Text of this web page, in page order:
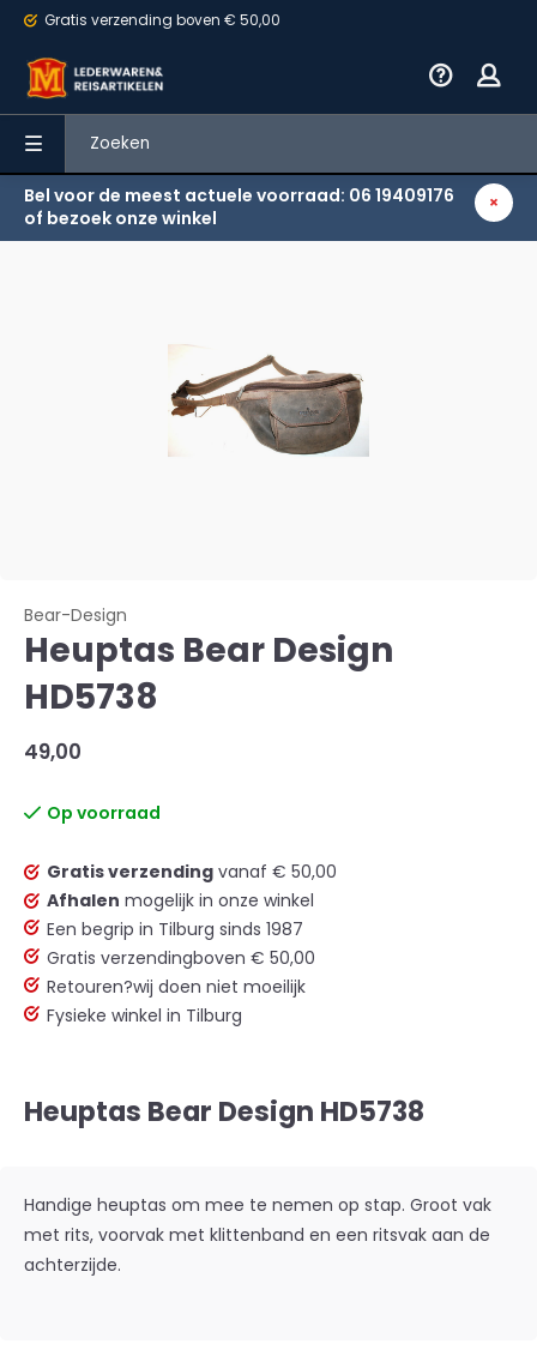
Gratis verzending boven € 50,00
Bel voor de meest actuele voorraad: 06 19409176
of bezoek onze winkel
Terug
Bear-Design
Heuptas Bear Design
HD5738
49,00
Op voorraad
Gratis verzending vanaf € 50,00
Afhalen mogelijk in onze winkel
Een begrip in Tilburg sinds 1987
Gratis verzendingboven € 50,00
Retouren?wij doen niet moeilijk
Fysieke winkel in Tilburg
Heuptas Bear Design HD5738
Handige heuptas om mee te nemen op stap. Groot vak
met rits, voorvak met klittenband en een ritsvak aan de
achterzijde.